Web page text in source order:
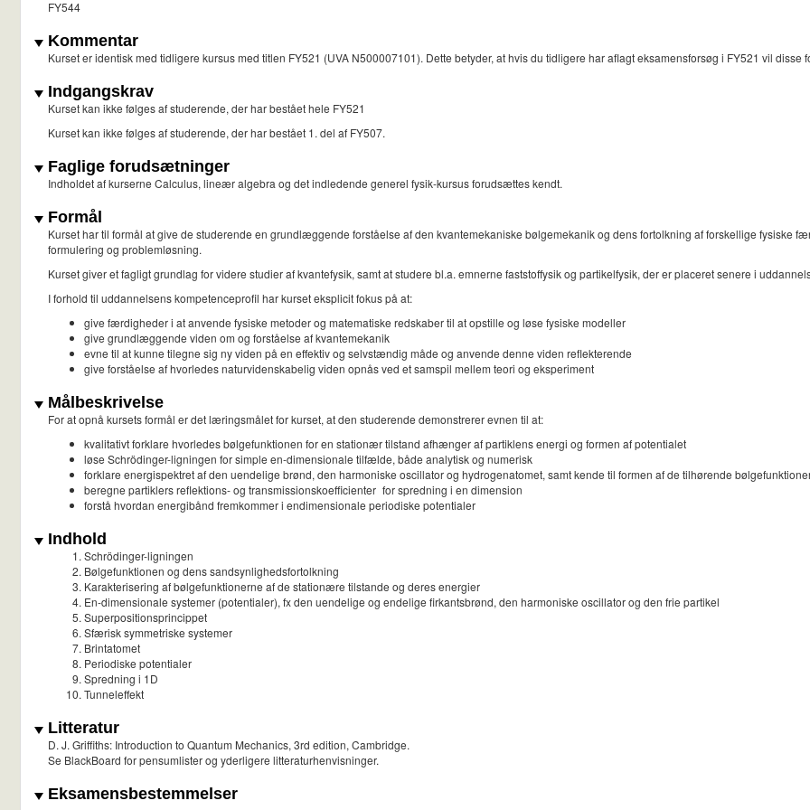
FY544
Kommentar
Kurset er identisk med tidligere kursus med titlen FY521 (UVA N500007101). Dette betyder, at hvis du tidligere har aflagt eksamensforsøg i FY521 vil disse
Indgangskrav
Kurset kan ikke følges af studerende, der har bestået hele FY521
Kurset kan ikke følges af studerende, der har bestået 1. del af FY507.
Faglige forudsætninger
Indholdet af kurserne Calculus, lineær algebra og det indledende generel fysik-kursus forudsættes kendt.
Formål
Kurset har til formål at give de studerende en grundlæggende forståelse af den kvantemekaniske bølgemekanik og dens fortolkning af forskellige fysiske
formulering og problemløsning.
Kurset giver et fagligt grundlag for videre studier af kvantefysik, samt at studere bl.a. emnerne faststoffysik og partikelfysik, der er placeret senere i
I forhold til uddannelsens kompetenceprofil har kurset eksplicit fokus på at:
give færdigheder i at anvende fysiske metoder og matematiske redskaber til at opstille og løse fysiske modeller
give grundlæggende viden om og forståelse af kvantemekanik
evne til at kunne tilegne sig ny viden på en effektiv og selvstændig måde og anvende denne viden reflekterende
give forståelse af hvorledes naturvidenskabelig viden opnås ved et samspil mellem teori og eksperiment
Målbeskrivelse
For at opnå kursets formål er det læringsmålet for kurset, at den studerende demonstrerer evnen til at:
kvalitativt forklare hvorledes bølgefunktionen for en stationær tilstand afhænger af partiklens energi og formen af potentialet
løse Schrödinger-ligningen for simple en-dimensionale tilfælde, både analytisk og numerisk
forklare energispektret af den uendelige brønd, den harmoniske oscillator og hydrogenatomet, samt kende til formen af de tilhørende
beregne partiklers reflektions- og transmissionskoefficienter for spredning i en dimension
forstå hvordan energibånd fremkommer i endimensionale periodiske potentialer
Indhold
Schrödinger-ligningen
Bølgefunktionen og dens sandsynlighedsfortolkning
Karakterisering af bølgefunktionerne af de stationære tilstande og deres energier
En-dimensionale systemer (potentialer), fx den uendelige og endelige firkantsbrønd, den harmoniske oscillator og den frie partikel
Superpositionsprincippet
Sfærisk symmetriske systemer
Brintatomet
Periodiske potentialer
Spredning i 1D
Tunneleffekt
Litteratur
D. J. Griffiths: Introduction to Quantum Mechanics, 3rd edition, Cambridge.
Se BlackBoard for pensumlister og yderligere litteraturhenvisninger.
Eksamensbestemmelser